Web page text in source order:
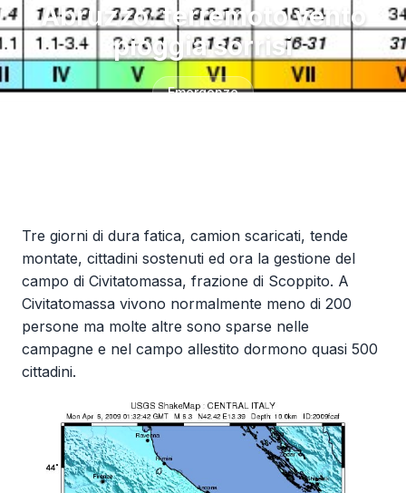
Abruzzo: terremoto vento
pioggia sorrisi
Emergenze
Tre giorni di dura fatica, camion scaricati, tende
montate, cittadini sostenuti ed ora la gestione del
campo di Civitatomassa, frazione di Scoppito. A
Civitatomassa vivono normalmente meno di 200
persone ma molte altre sono sparse nelle
campagne e nel campo allestito dormono quasi 500
cittadini.